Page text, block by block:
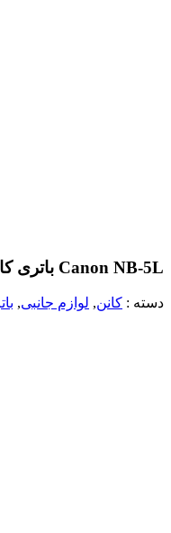
Canon NB-5L باتری کانن (طرح اصلی)
دسته : کانن, لوازم جانبی,